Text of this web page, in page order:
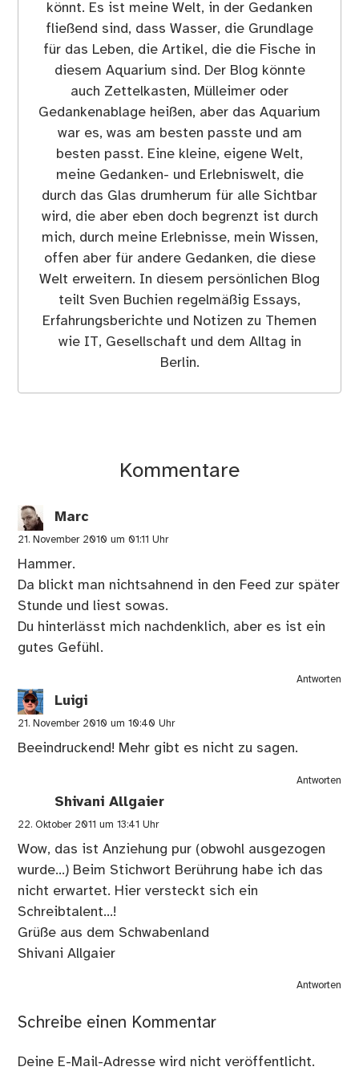
könnt. Es ist meine Welt, in der Gedanken
fließend sind, dass Wasser, die Grundlage
für das Leben, die Artikel, die die Fische in
diesem Aquarium sind. Der Blog könnte
auch Zettelkasten, Mülleimer oder
Gedankenablage heißen, aber das Aquarium
war es, was am besten passte und am
besten passt. Eine kleine, eigene Welt,
meine Gedanken- und Erlebniswelt, die
durch das Glas drumherum für alle Sichtbar
wird, die aber eben doch begrenzt ist durch
mich, durch meine Erlebnisse, mein Wissen,
offen aber für andere Gedanken, die diese
Welt erweitern. In diesem persönlichen Blog
teilt Sven Buchien regelmäßig Essays,
Erfahrungsberichte und Notizen zu Themen
wie IT, Gesellschaft und dem Alltag in
Berlin.
Kommentare
Marc
21. November 2010 um 01:11 Uhr
Hammer.
Da blickt man nichtsahnend in den Feed zur später
Stunde und liest sowas.
Du hinterlässt mich nachdenklich, aber es ist ein
gutes Gefühl.
Antworten
Luigi
21. November 2010 um 10:40 Uhr
Beeindruckend! Mehr gibt es nicht zu sagen.
Antworten
Shivani Allgaier
22. Oktober 2011 um 13:41 Uhr
Wow, das ist Anziehung pur (obwohl ausgezogen
wurde…) Beim Stichwort Berührung habe ich das
nicht erwartet. Hier versteckt sich ein
Schreibtalent…!
Grüße aus dem Schwabenland
Shivani Allgaier
Antworten
Schreibe einen Kommentar
Deine E-Mail-Adresse wird nicht veröffentlicht.